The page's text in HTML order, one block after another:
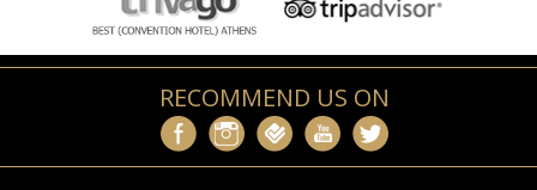
RECOMMEND US ON